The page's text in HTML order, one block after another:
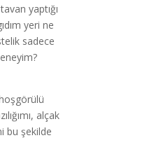
yaptığı
yeri ne
sadece
alçak
bu şekilde